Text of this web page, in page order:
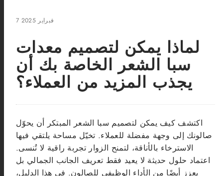
7 فبراير 2025
لماذا يمكن لتصميم معدات
سبا الشعر الخاصة بك أن
يجذب المزيد من العملاء؟
اكتشف كيف يمكن لتصميم سبا الشعر المبتكر أن يحوّل
صالونك إلى وجهة مفضلة للعملاء. تخيّل مساحة يلتقي فيها
الاسترخاء بالأناقة، لتمنح الزوار تجربة راقية لا تُنسى.
اعتماد حلول حديثة لا يعيد فقط تعريف الجانب الجمالي بل
يعزز أيضًا من الأداء الوظيفي للصالون. في هذا الدليل،